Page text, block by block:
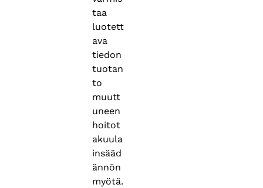
taa
luotett
ava
tiedon
tuotan
to
muutt
uneen
hoitot
akuula
insääd
ännön
myötä.